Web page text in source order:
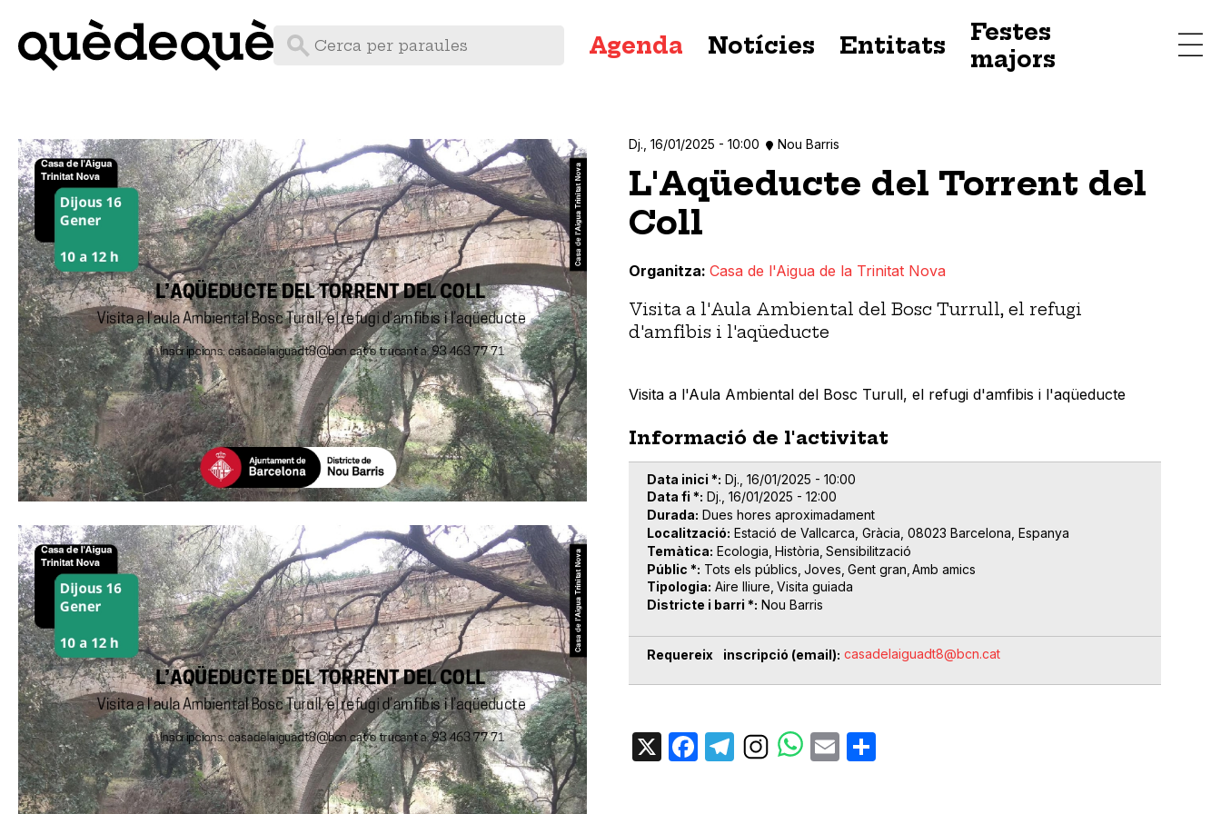
principal
Agenda Notícies Entitats
Festes
majors
Dj., 16/01/2025 - 10:00 Nou Barris
L'Aqüeducte del Torrent del
Coll
Organitza Casa de l'Aigua de la Trinitat Nova
Visita a l'Aula Ambiental del Bosc Turrull, el refugi
d'amfibis i l'aqüeducte
Visita a l'Aula Ambiental del Bosc Turull, el refugi d'amfibis i l'aqüeducte
Informació de l'activitat
Data inici * Dj., 16/01/2025 - 10:00
Data fi * Dj., 16/01/2025 - 12:00
Durada Dues hores aproximadament
Localització Estació de Vallcarca, Gràcia, 08023 Barcelona, Espanya
Temàtica Ecologia Història Sensibilització
Públic * Tots els públics Joves Gent gran Amb amics
Tipologia Aire lliure Visita guiada
Districte i barri * Nou Barris
Requereix inscripció (email) casadelaiguadt8@bcn.cat
X Facebook
TelegramEmail